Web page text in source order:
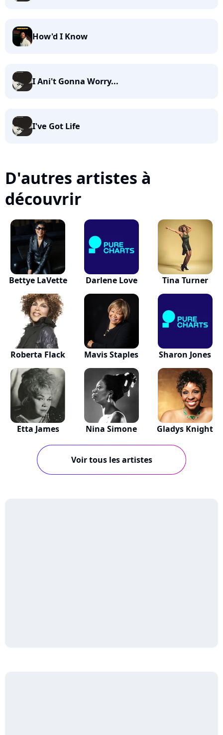
How'd I Know
I Ani't Gonna Worry...
I've Got Life
D'autres artistes à
découvrir
Bettye LaVette Darlene Love Tina Turner
Roberta Flack Mavis Staples Sharon Jones
Etta James Nina Simone Gladys Knight
Voir tous les artistes